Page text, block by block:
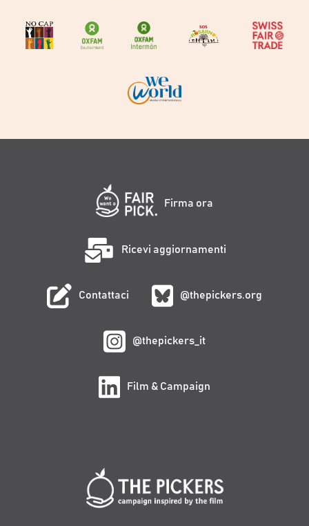
Firma ora
Ricevi aggiornamenti
Contattaci @thepickers.org
@thepickers_it
Film & Campaign